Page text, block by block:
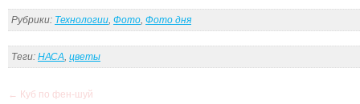
Рубрики: Технологии, Фото, Фото дня
Теги: НАСА, цветы
← Куб по фен-шуй